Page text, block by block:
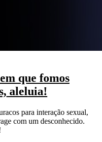
que fomos
aleluia!
para interação sexual,
com um desconhecido.